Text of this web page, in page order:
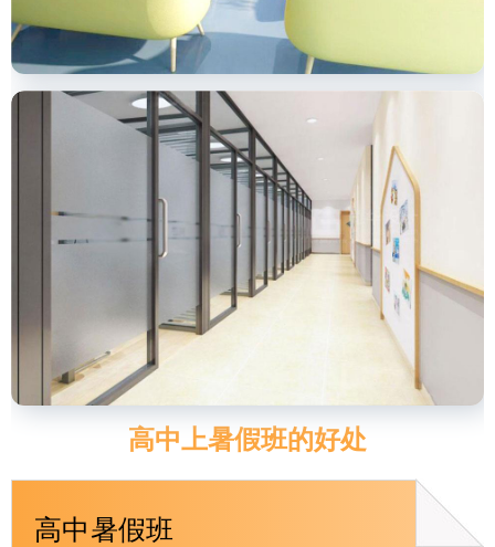
高中上暑假班的好处
高中暑假班